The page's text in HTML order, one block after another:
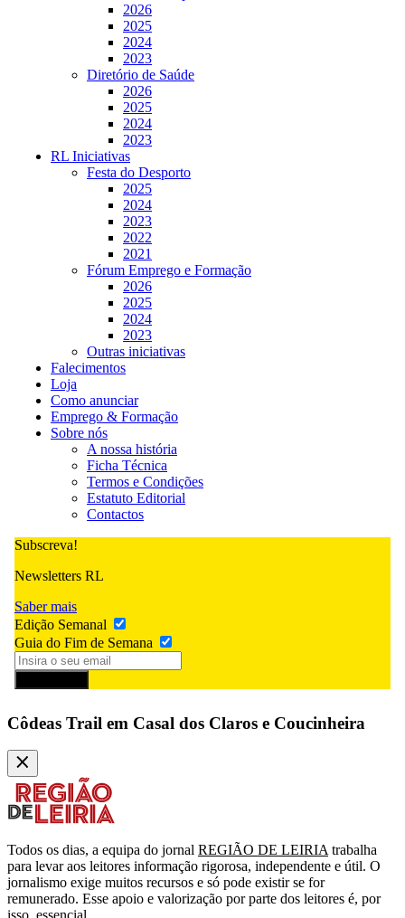
2026
2025
2024
2023
Diretório de Saúde
2026
2025
2024
2023
RL Iniciativas
Festa do Desporto
2025
2024
2023
2022
2021
Fórum Emprego e Formação
2026
2025
2024
2023
Outras iniciativas
Falecimentos
Loja
Como anunciar
Emprego & Formação
Sobre nós
A nossa história
Ficha Técnica
Termos e Condições
Estatuto Editorial
Contactos
Subscreva!
Newsletters RL
Saber mais
Edição Semanal
Guia do Fim de Semana
Côdeas Trail em Casal dos Claros e Coucinheira
Todos os dias, a equipa do jornal REGIÃO DE LEIRIA trabalha
para levar aos leitores informação rigorosa, independente e útil. O
jornalismo exige muitos recursos e só pode existir se for
remunerado. Esse apoio e valorização por parte dos leitores é, por
isso, essencial.